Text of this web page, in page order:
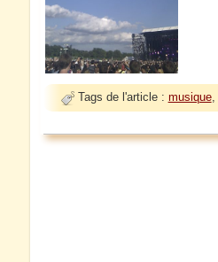
Tags de l'article : musique,